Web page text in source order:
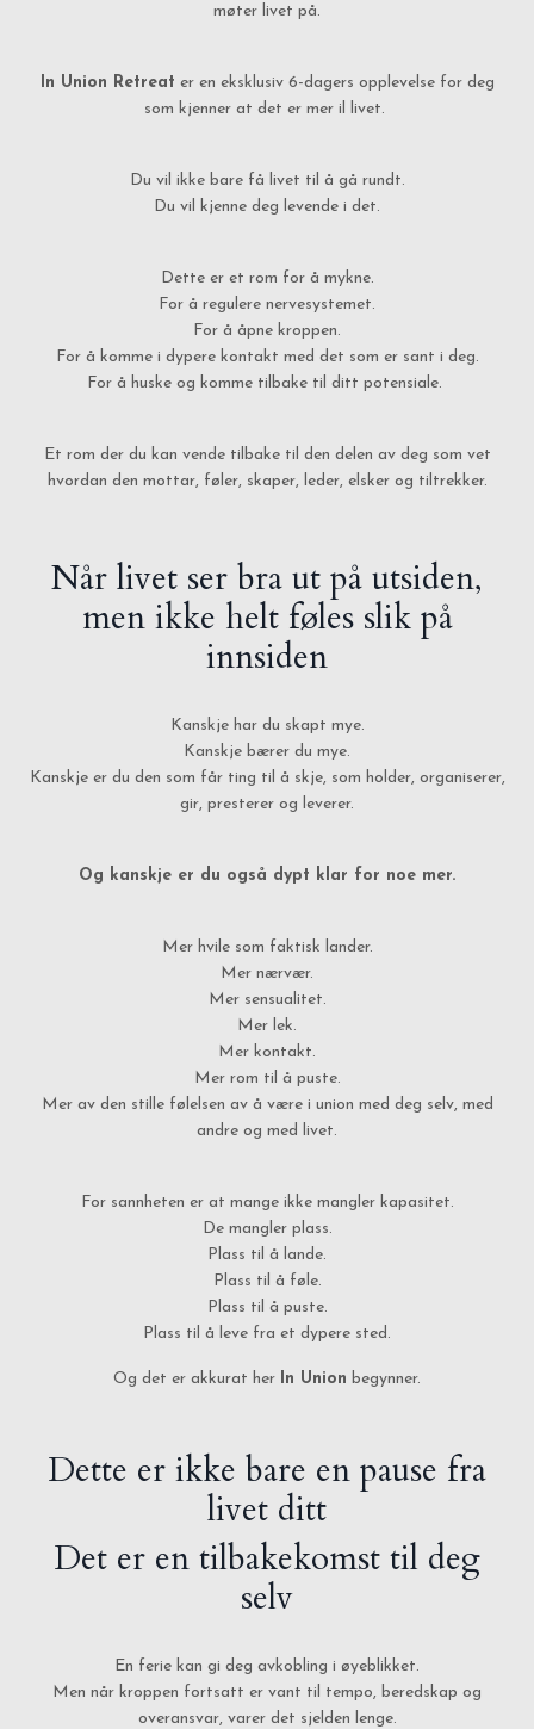
møter livet på.
In Union Retreat er en eksklusiv 6-dagers opplevelse for deg
som kjenner at det er mer il livet.
Du vil ikke bare få livet til å gå rundt.
Du vil kjenne deg levende i det.
Dette er et rom for å mykne.
For å regulere nervesystemet.
For å åpne kroppen.
For å komme i dypere kontakt med det som er sant i deg.
For å huske og komme tilbake til ditt potensiale.
Et rom der du kan vende tilbake til den delen av deg som vet
hvordan den mottar, føler, skaper, leder, elsker og tiltrekker.
Når livet ser bra ut på utsiden,
men ikke helt føles slik på
innsiden
Kanskje har du skapt mye.
Kanskje bærer du mye.
Kanskje er du den som får ting til å skje, som holder, organiserer,
gir, presterer og leverer.
Og kanskje er du også dypt klar for noe mer.
Mer hvile som faktisk lander.
Mer nærvær.
Mer sensualitet.
Mer lek.
Mer kontakt.
Mer rom til å puste.
Mer av den stille følelsen av å være i union med deg selv, med
andre og med livet.
For sannheten er at mange ikke mangler kapasitet.
De mangler plass.
Plass til å lande.
Plass til å føle.
Plass til å puste.
Plass til å leve fra et dypere sted.
Og det er akkurat her In Union begynner.
Dette er ikke bare en pause fra
livet ditt
Det er en tilbakekomst til deg
selv
En ferie kan gi deg avkobling i øyeblikket.
Men når kroppen fortsatt er vant til tempo, beredskap og
overansvar, varer det sjelden lenge.